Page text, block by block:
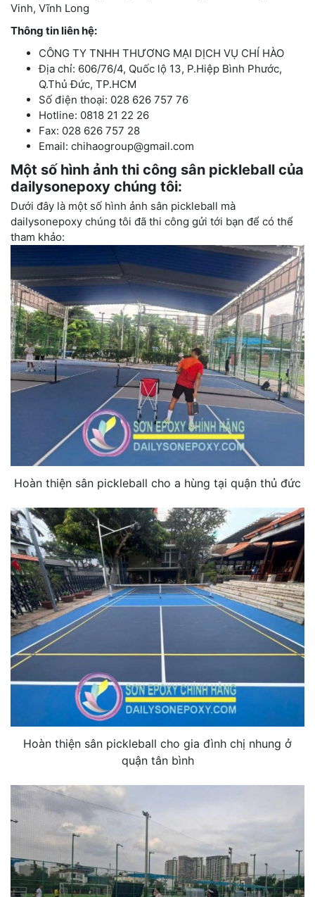
Vinh, Vĩnh Long
Thông tin liên hệ:
CÔNG TY TNHH THƯƠNG MẠI DỊCH VỤ CHÍ HÀO
Địa chỉ: 606/76/4, Quốc lộ 13, P.Hiệp Bình Phước,
Q.Thủ Đức, TP.HCM
Số điện thoại: 028 626 757 76
Hotline: 0818 21 22 26
Fax: 028 626 757 28
Email: chihaogroup@gmail.com
Một số hình ảnh thi công sân pickleball của
dailysonepoxy chúng tôi:
Dưới đây là một số hình ảnh sân pickleball mà
dailysonepoxy chúng tôi đã thi công gửi tới bạn để có thể
tham khảo:
Hoàn thiện sân pickleball cho a hùng tại quận thủ đức
Hoàn thiện sân pickleball cho gia đình chị nhung ở
quận tân bình